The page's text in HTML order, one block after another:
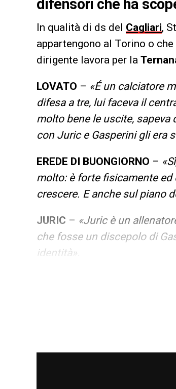
difensori che ha
In qualità di ds del Cagliari,
appartengono al Torino o
dirigente lavora per la
LOVATO – «É un calciatore
difesa a tre, lui faceva il
molto bene le uscite, sapeva
con Juric e Gasperini gli era
EREDE DI BUONGIORNO –
molto: è forte fisicamente ed
crescere. E anche sul piano
JURIC – «Juric è un
che fosse un discepolo di
identità».
«Noi lo
CAGLIARI-TORINO, GIULINI